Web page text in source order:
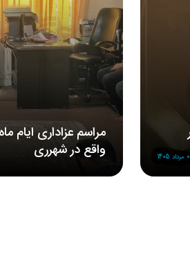
مراسم‌ عزاداری‌ ایام
واقع در شهرری